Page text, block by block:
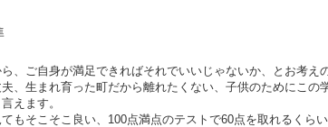
、ご自身が満足できればそれでいいじゃないか、とお考え
、生まれ育った町だから離れたくない、子供のためにこ
えます。
もそこそこ良い、 100点満点のテストで60点を取れるくら